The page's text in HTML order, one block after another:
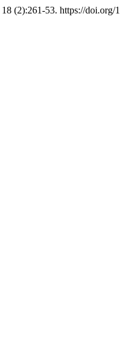
18 (2):261-53. https://doi.org/